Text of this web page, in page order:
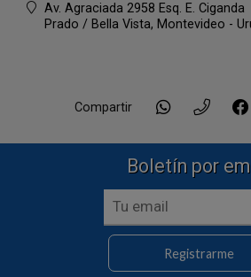
Av. Agraciada 2958 Esq. E. Ciganda
Prado / Bella Vista, Montevideo -
Compartir
Boletín por
Registrarme